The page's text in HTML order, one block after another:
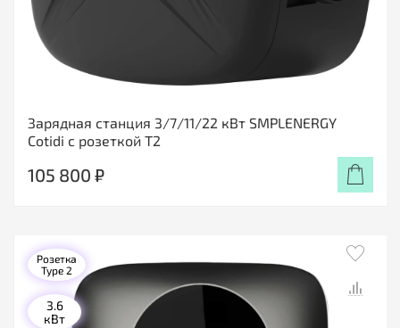
Зарядная станция 3/7/11/22 кВт SMPLENERGY
Cotidi с розеткой Т2
105 800 ₽
Розетка
Type 2
3.6
кВт